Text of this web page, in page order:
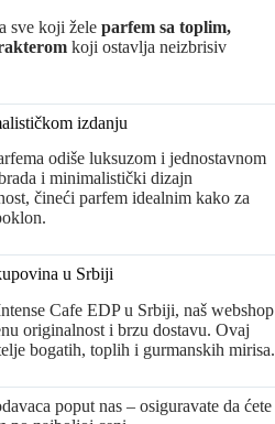
sve koji žele parfem sa toplim,
koji ostavlja neizbrisiv
izdanju
odiše luksuzom i jednostavnom
i minimalistički dizajn
čineći parfem idealnim kako za
u Srbiji
Cafe EDP u Srbiji, naš webshop
originalnost i brzu dostavu. Ovaj
bogatih, toplih i gurmanskih mirisa.
poput nas – osiguravate da ćete